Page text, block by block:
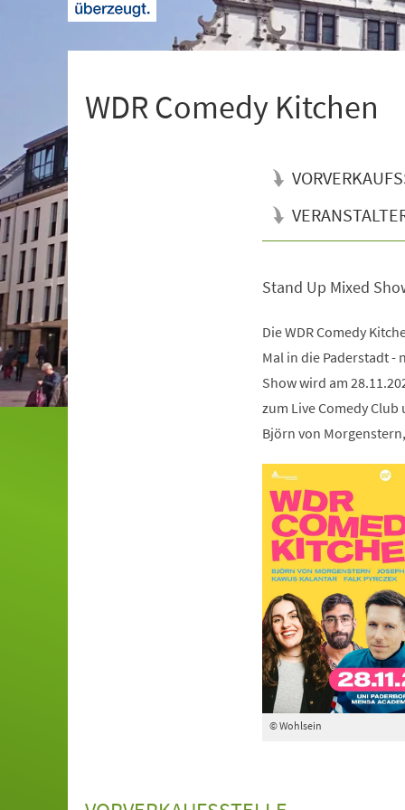
WDR Comedy Kitchen
Stand Up Mixed
Die WDR Comedy
Mal in die Paderstadt -
Show wird am
zum Live Comedy
Björn von
© Wohlsein